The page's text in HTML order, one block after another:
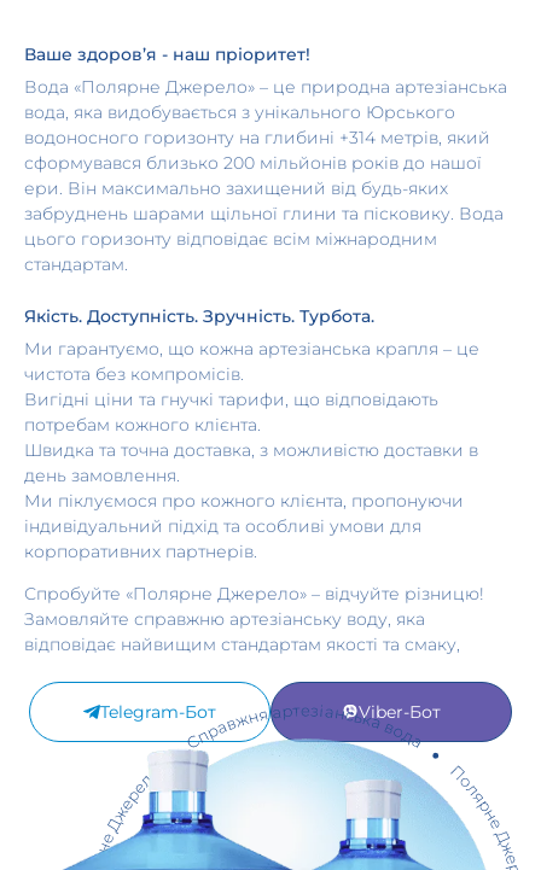
Ваше здоров’я - наш пріоритет!
Вода «Полярне Джерело» – це природна артезіанська
вода, яка видобувається з унікального Юрського
водоносного горизонту на глибині +314 метрів, який
сформувався близько 200 мільйонів років до нашої
ери. Він максимально захищений від будь-яких
забруднень шарами щільної глини та пісковику. Вода
цього горизонту відповідає всім міжнародним
стандартам.
Якість. Доступність. Зручність. Турбота.
Ми гарантуємо, що кожна артезіанська крапля – це
чистота без компромісів.
Вигідні ціни та гнучкі тарифи, що відповідають
потребам кожного клієнта.
Швидка та точна доставка, з можливістю доставки в
день замовлення.
Ми піклуємося про кожного клієнта, пропонуючи
індивідуальний підхід та особливі умови для
корпоративних партнерів.
Спробуйте «Полярне Джерело» – відчуйте різницю!
Замовляйте справжню артезіанську воду, яка
відповідає найвищим стандартам якості та смаку,
Telegram-Бот Viber-Бот